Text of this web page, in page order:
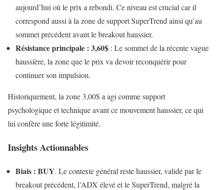
aujourd’hui où le prix a rebondi. Ce niveau est crucial car il
correspond aussi à la zone de support SuperTrend ainsi qu’au
sommet précédent avant le breakout haussier.
Résistance principale : 3,60$ : Le sommet de la récente vague
haussière, la zone que le prix va devoir reconquérir pour
continuer son impulsion.
Historiquement, la zone 3,00$ a agi comme support
psychologique et technique avant ce mouvement haussier, ce qui
lui confère une forte légitimité.
Insights Actionnables
Biais : BUY. Le contexte général reste haussier, validé par le
breakout précédent, l’ADX élevé et le SuperTrend, malgré la